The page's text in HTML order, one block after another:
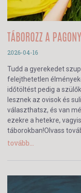
TÁBOROZZ A
2026-04-16
Tudd a gyerekedet
felejthetetlen
időtöltést pedig a
lesznek az ovisok és
választhatsz, és van
ezekre a hetekre,
táborokban!Olvass
tovább...